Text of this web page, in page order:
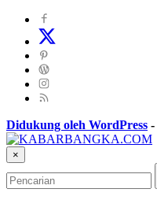
Didukung oleh WordPress -
×